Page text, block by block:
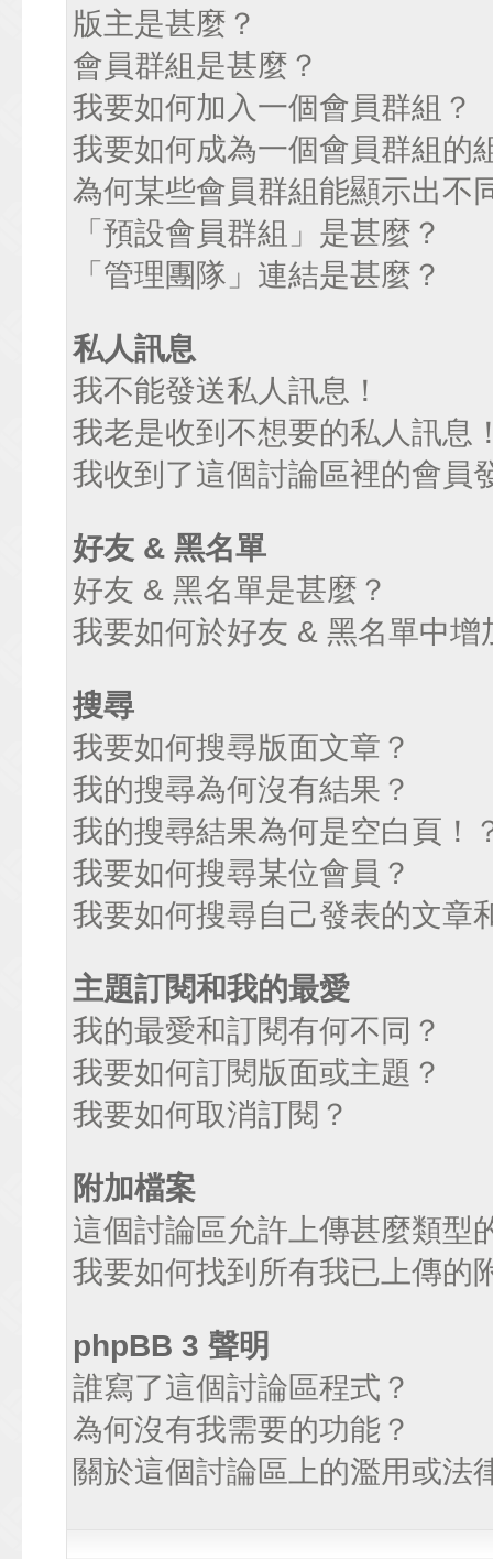
版主是甚麼？
會員群組是甚麼？
我要如何加入一個會員群組？
我要如何成為一個會員群組的
為何某些會員群組能顯示出不
「預設會員群組」是甚麼？
「管理團隊」連結是甚麼？
私人訊息
我不能發送私人訊息！
我老是收到不想要的私人訊息
我收到了這個討論區裡的會員
好友 & 黑名單
好友 & 黑名單是甚麼？
我要如何於好友 & 黑名單中增
搜尋
我要如何搜尋版面文章？
我的搜尋為何沒有結果？
我的搜尋結果為何是空白頁！
我要如何搜尋某位會員？
我要如何搜尋自己發表的文章
主題訂閱和我的最愛
我的最愛和訂閱有何不同？
我要如何訂閱版面或主題？
我要如何取消訂閱？
附加檔案
這個討論區允許上傳甚麼類型
我要如何找到所有我已上傳的
phpBB 3 聲明
誰寫了這個討論區程式？
為何沒有我需要的功能？
關於這個討論區上的濫用或法